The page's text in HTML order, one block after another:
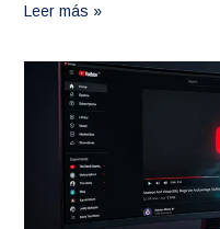
Leer más »